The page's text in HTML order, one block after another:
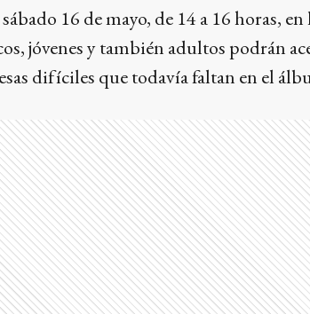
16 de mayo, de 14 a 16 horas,
jóvenes y también adultos podrán
difíciles que todavía faltan en el